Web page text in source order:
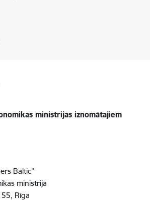
ministrijas iznomātajiem
Baltic"
ministrija
Rīga